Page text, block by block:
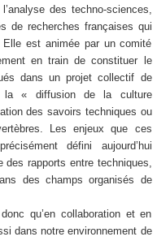
des techno-sciences,
de recherches françaises qui
est animée par un comité
en train de constituer le
dans un projet collectif de
la « diffusion de la culture
des savoirs techniques ou
Les enjeux que ces
défini aujourd’hui
des rapports entre techniques,
des champs organisés de
qu’en collaboration et en
dans notre environnement de